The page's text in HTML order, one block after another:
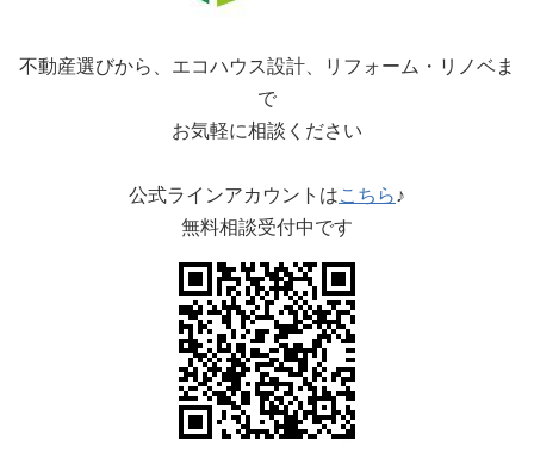
不動産選びから、エコハウス設計、リフォーム・リノベま
で
お気軽に相談ください
公式ラインアカウントはこちら♪
無料相談受付中です